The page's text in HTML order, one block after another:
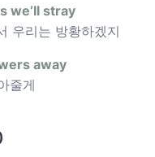
we’ll stray
우리는 방황하겠지
away
줄게